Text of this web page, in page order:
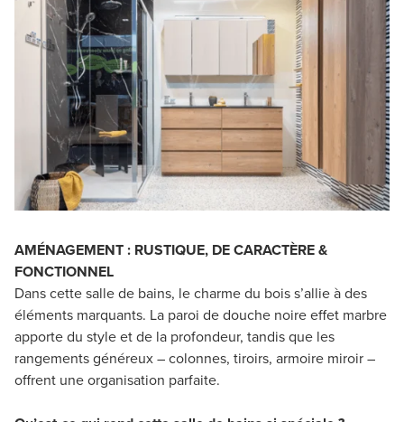
AMÉNAGEMENT : RUSTIQUE, DE CARACTÈRE &
FONCTIONNEL
Dans cette salle de bains, le charme du bois s’allie à des
éléments marquants. La paroi de douche noire effet marbre
apporte du style et de la profondeur, tandis que les
rangements généreux – colonnes, tiroirs, armoire miroir –
offrent une organisation parfaite.